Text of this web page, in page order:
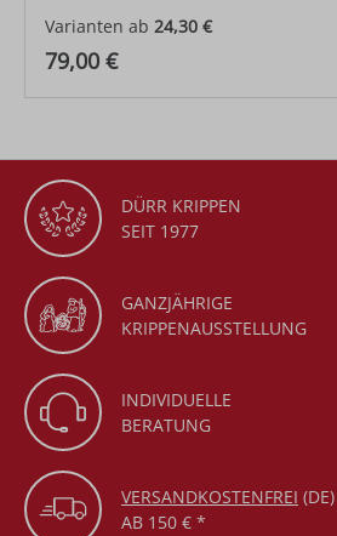
Varianten ab 24,30 €
Regulärer Preis:
79,00 €
DÜRR KRIPPEN
SEIT 1977
GANZJÄHRIGE
KRIPPENAUSSTELLUNG
INDIVIDUELLE
BERATUNG
VERSANDKOSTENFREI (DE)
AB 150 € *